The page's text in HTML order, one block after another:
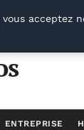
ENTREPRISE
acceptez